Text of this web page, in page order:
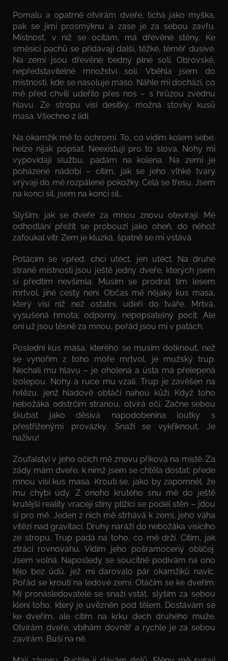
Pomalu a opatrně otvírám dveře, tichá jako myška,
pak se jimi prosmýknu a zase je za sebou zavřu.
Místnost, v níž se ocitám, má dřevěné stěny. Ke
směsici pachů se přidávají další, těžké, téměř dusivé.
Na zemi jsou dřevěné bedny plné soli. Obrovské,
nepředstavitelné množství soli. Vběhla jsem do
místnosti, kde se nasoluje maso. Náhle mi dochází, co
mě před chvílí udeřilo přes nos – s hrůzou zvednu
hlavu. Ze stropu visí desítky, možná stovky kusů
masa. Všechno z lidí.
Na okamžik mě to ochromí. To, co vidím kolem sebe,
nelze nijak popsat. Neexistují pro to slova. Nohy mi
vypovídají službu, padám na kolena. Na zemi je
poházené nádobí – cítím, jak se jeho vlhké tvary
vrývají do mé rozpálené pokožky. Celá se třesu. Jsem
na konci sil, jsem na konci sil…
Slyším, jak se dveře za mnou znovu otevírají. Mé
odhodlání přežít se probouzí jako oheň, do něhož
zafoukal vítr. Zem je kluzká, špatně se mi vstává.
Potácím se vpřed, chci utéct, jen utéct. Na druhé
straně místnosti jsou ještě jedny dveře, kterých jsem
si předtím nevšimla. Musím se prodrat tím lesem
mrtvol, jiné cesty není. Občas mě nějaký kus masa,
který visí níž než ostatní, udeří do tváře. Mrtvá,
vysušená hmota; odporný, nepopsatelný pocit. Ale
oni už jsou těsně za mnou, pořád jsou mi v patách.
Poslední kus masa, kterého se musím dotknout, než
se vynořím z toho moře mrtvol, je mužský trup.
Nechali mu hlavu – je oholená a ústa má přelepená
izolepou. Nohy a ruce mu vzali. Trup je zavěšen na
řetězu, jenž hladově obtáčí nahou kůži. Když toho
nebožáka odstrčím stranou, otvírá oči. Začne sebou
škubat jako děsivá napodobenina loutky s
přestřiženými provázky. Snaží se vykřiknout. Je
naživu!
Zoufalství v jeho očích mě znovu přiková na místě. Za
zády mám dveře, k nimž jsem se chtěla dostat; přede
mnou visí kus masa. Kroutí se, jako by zapomněl, že
mu chybí údy. Z onoho krutého snu mě do ještě
krutější reality vracejí stíny plížící se podél stěn – jdou
si pro mě. Jeden z nich mě strhává k zemi, jeho váha
vítězí nad gravitací. Druhý naráží do nebožáka visícího
ze stropu. Trup padá na toho, co mě drží. Cítím, jak
ztrácí rovnováhu. Vidím jeho pošramocený obličej.
Jsem volná. Naposledy se soucitně podívám na ono
tělo bez údů, jež mi darovalo pár okamžiků navíc.
Pořád se kroutí na ledové zemi. Otáčím se ke dveřím.
Mí pronásledovatelé se snaží vstát, slyším za sebou
klení toho, který je uvězněn pod tělem. Dostávám se
ke dveřím, ale cítím na krku dech druhého muže.
Otvírám dveře, vbíhám dovnitř a rychle je za sebou
zavírám. Buší na ně.